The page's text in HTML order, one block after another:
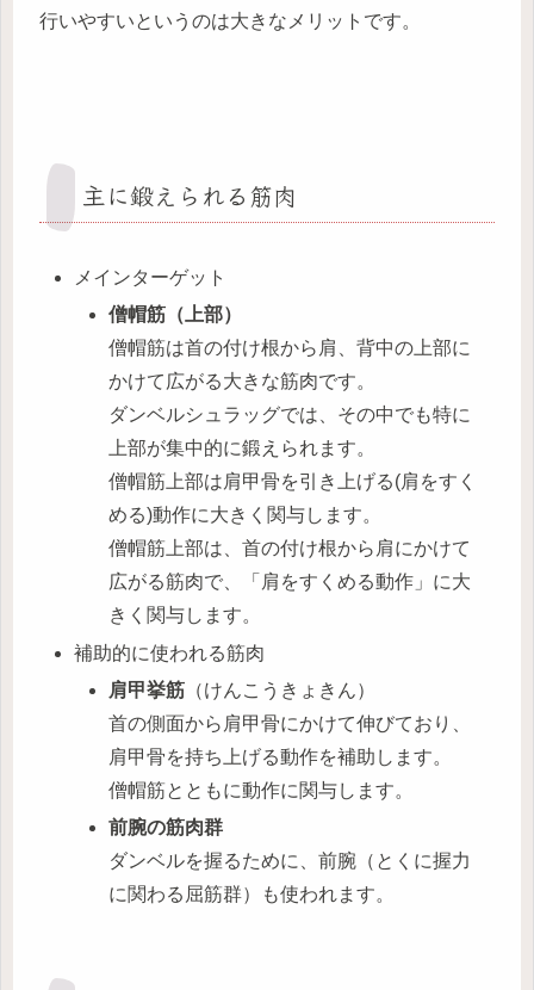
行いやすいというのは大きなメリットです。
主に鍛えられる筋肉
メインターゲット
僧帽筋（上部）
僧帽筋は首の付け根から肩、背中の上部に
かけて広がる大きな筋肉です。
ダンベルシュラッグでは、その中でも特に
上部が集中的に鍛えられます。
僧帽筋上部は肩甲骨を引き上げる(肩をすく
める)動作に大きく関与します。
僧帽筋上部は、首の付け根から肩にかけて
広がる筋肉で、「肩をすくめる動作」に大
きく関与します。
補助的に使われる筋肉
肩甲挙筋 （けんこうきょきん）
首の側面から肩甲骨にかけて伸びており、
肩甲骨を持ち上げる動作を補助します。
僧帽筋とともに動作に関与します。
前腕の筋肉群
ダンベルを握るために、前腕（とくに握力
に関わる屈筋群）も使われます。